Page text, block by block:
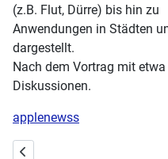
(z.B. Flut, Dürre) bis hin zu
Anwendungen in Städten
dargestellt.
Nach dem Vortrag mit
Diskussionen.
applenewss
Vorheriger Beitrag: Stick- &